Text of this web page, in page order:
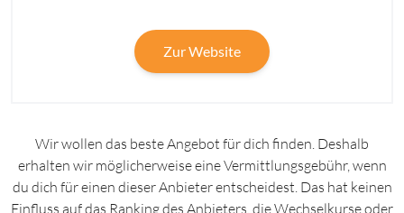
Zur Website
Wir wollen das beste Angebot für dich finden. Deshalb
erhalten wir möglicherweise eine Vermittlungsgebühr, wenn
du dich für einen dieser Anbieter entscheidest. Das hat keinen
Einfluss auf das Ranking des Anbieters, die Wechselkurse oder